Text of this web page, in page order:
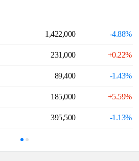
1,422,000 -4.88%
231,000 +0.22%
89,400 -1.43%
185,000 +5.59%
395,500 -1.13%